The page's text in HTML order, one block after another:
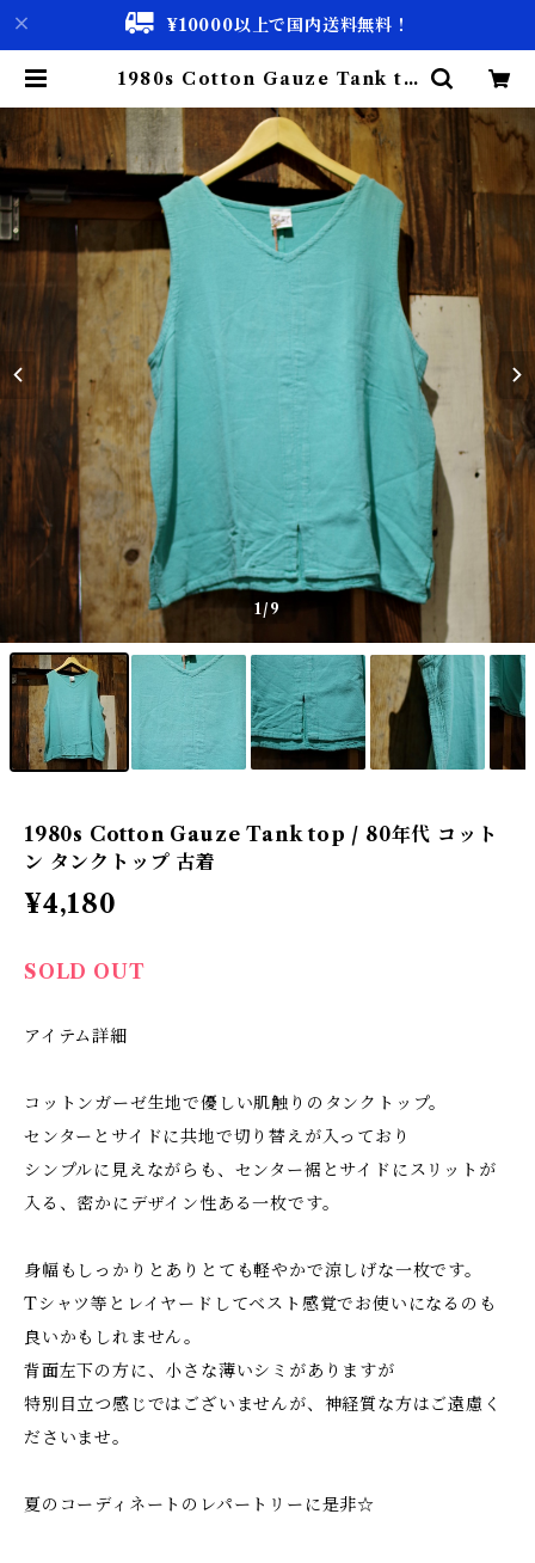
¥10000以上で国内送料無料！
1980s Cotton Gauze Tank to
古着 | 古着屋 仙台 biscco【古着
& Vintage 通販】
1/9
1980s Cotton Gauze Tank top / 80年代 コット
ン タンクトップ 古着
¥4,180
SOLD OUT
アイテム詳細
コットンガーゼ生地で優しい肌触りのタンクトップ。
センターとサイドに共地で切り替えが入っており
シンプルに見えながらも、センター裾とサイドにスリットが
入る、密かにデザイン性ある一枚です。
身幅もしっかりとありとても軽やかで涼しげな一枚です。
Tシャツ等とレイヤードしてベスト感覚でお使いになるのも
良いかもしれません。
背面左下の方に、小さな薄いシミがありますが
特別目立つ感じではございませんが、神経質な方はご遠慮く
ださいませ。
夏のコーディネートのレパートリーに是非☆